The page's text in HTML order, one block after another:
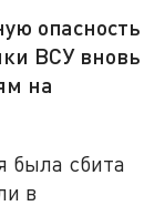
опасность
ВСУ вновь
на
была сбита
в